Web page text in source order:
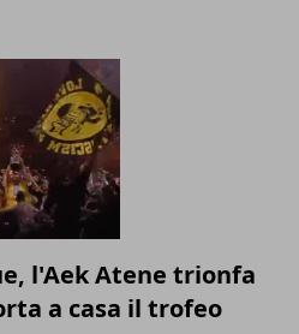
l'Aek Atene trionfa
a casa il trofeo